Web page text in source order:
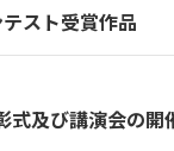
スト受賞作品
及び講演会の開